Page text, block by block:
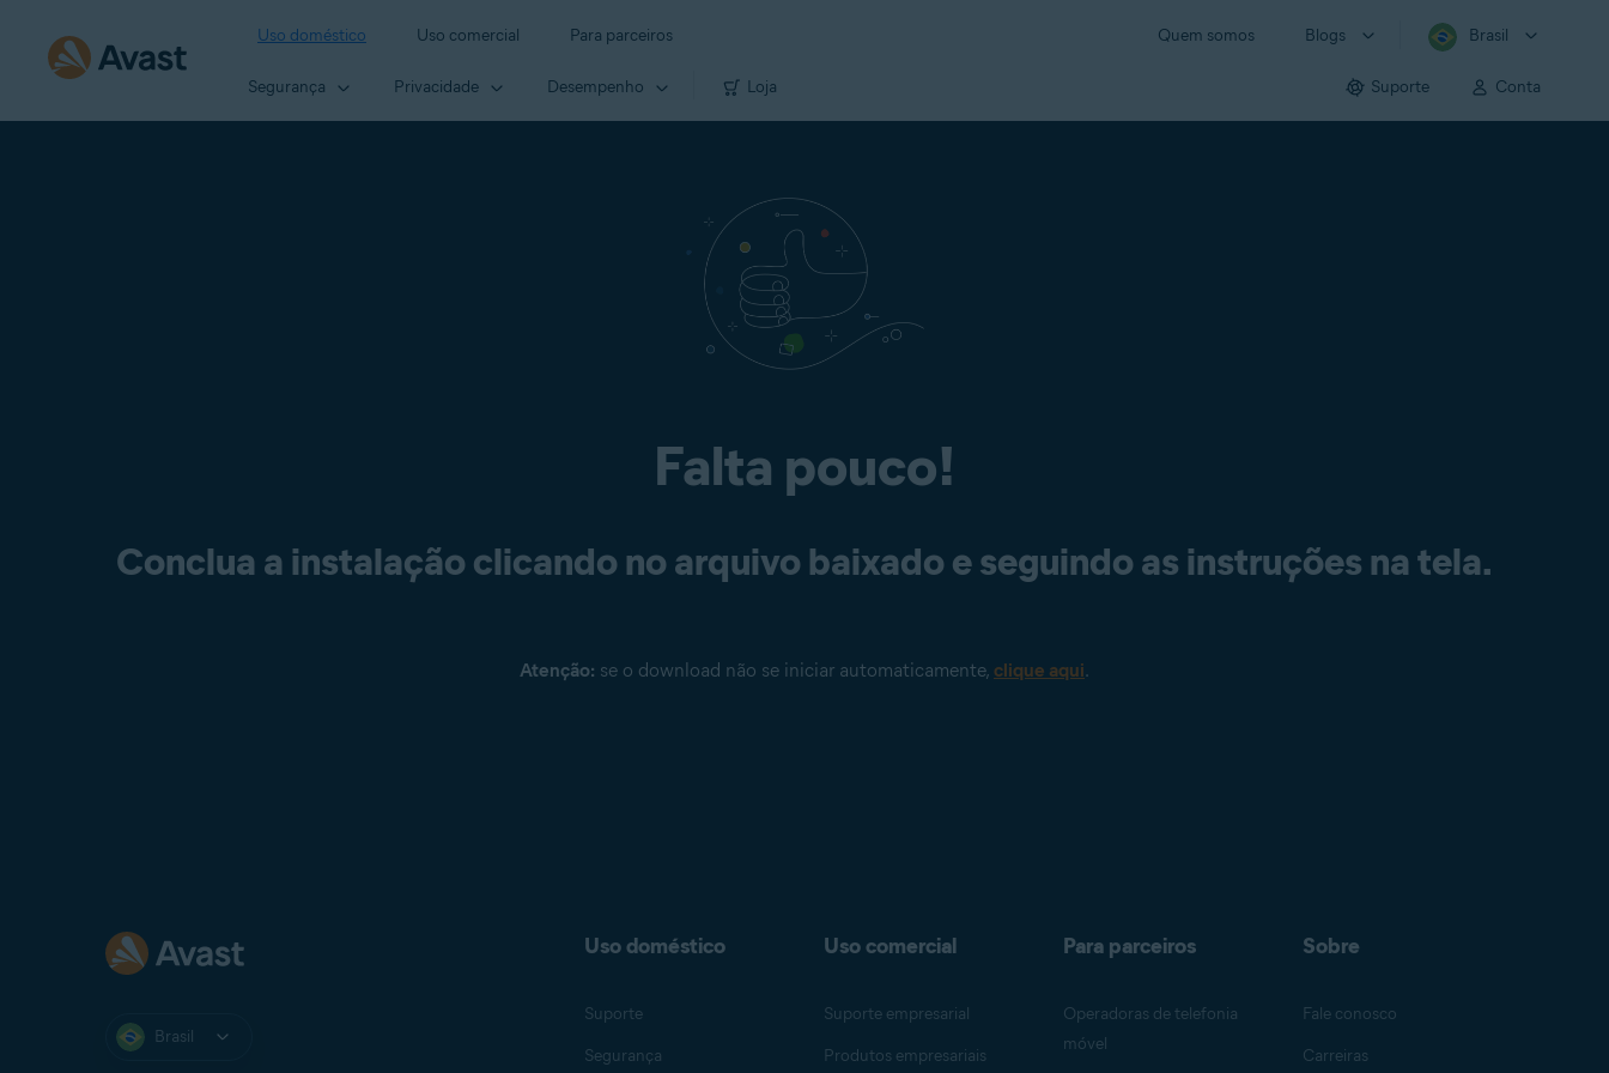
Uso doméstico Uso comercial Para parceiros Quem somos Blogs Brasil
Segurança Privacidade Desempenho Loja Suporte Conta
Falta pouco!
Conclua a instalação clicando no arquivo baixado e seguindo as instruções na tela.
Atenção: se o download não se iniciar automaticamente, clique aqui.
Brasil
Uso doméstico
Suporte
Segurança
Uso comercial
Suporte empresarial
Produtos empresariais
Para parceiros
Operadoras de telefonia
móvel
Sobre
Fale conosco
Carreiras